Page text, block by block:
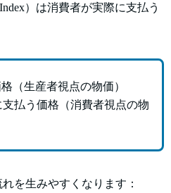
）は消費者が実際に支払う
（生産者視点の物価）
払う価格（消費者視点の物
を生みやすくなります：